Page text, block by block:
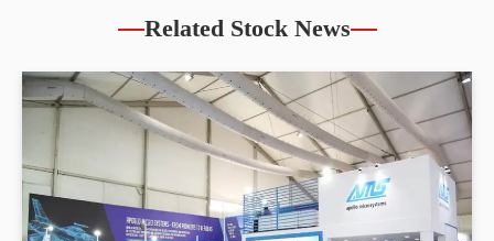
Related Stock News